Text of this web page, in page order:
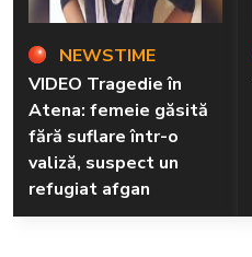
NEWSTIME
VIDEO Tragedie în
Atena: femeie găsită
fără suflare într-o
valiză, suspect un
refugiat afgan